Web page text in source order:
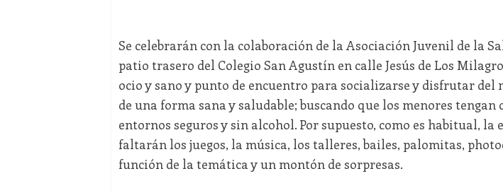
Se celebrarán con la colaboración de la Asociación Juvenil de la
patio trasero del Colegio San Agustín en calle Jesús de Los
ocio y sano y punto de encuentro para socializarse y disfrutar del
de una forma sana y saludable; buscando que los menores tengan
entornos seguros y sin alcohol. Por supuesto, como es habitual,
faltarán los juegos, la música, los talleres, bailes, palomitas,
función de la temática y un montón de sorpresas.